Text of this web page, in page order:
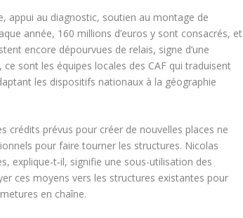
appui au diagnostic, soutien au montage de
année, 160 millions d’euros y sont consacrés, et
encore dépourvues de relais, signe d’une
ce sont les équipes locales des CAF qui traduisent
les dispositifs nationaux à la géographie
crédits prévus pour créer de nouvelles places ne
pour faire tourner les structures. Nicolas
explique-t‑il, signifie une sous-utilisation des
ces moyens vers les structures existantes pour
en chaîne.